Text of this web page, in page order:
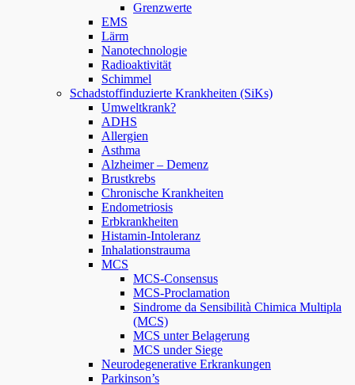
Grenzwerte
EMS
Lärm
Nanotechnologie
Radioaktivität
Schimmel
Schadstoffinduzierte Krankheiten (SiKs)
Umweltkrank?
ADHS
Allergien
Asthma
Alzheimer – Demenz
Brustkrebs
Chronische Krankheiten
Endometriosis
Erbkrankheiten
Histamin-Intoleranz
Inhalationstrauma
MCS
MCS-Consensus
MCS-Proclamation
Sindrome da Sensibilità Chimica Multipla
(MCS)
MCS unter Belagerung
MCS under Siege
Neurodegenerative Erkrankungen
Parkinson’s